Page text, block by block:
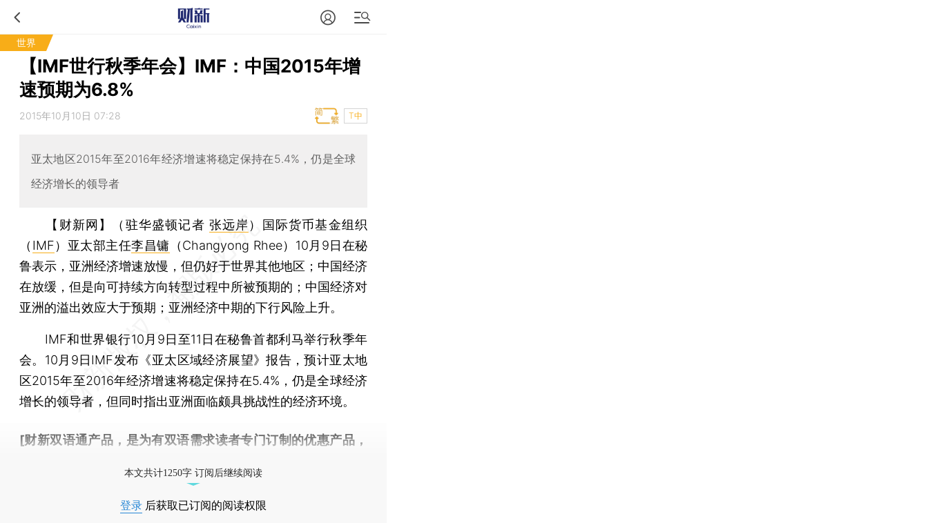
世界
【IMF世行秋季年会】IMF：中国2015年增
速预期为6.8%
2015年10月10日 07:28 T中
亚太地区2015年至2016年经济增速将稳定保持在5.4%，仍是全球
经济增长的领导者
【财新网】（驻华盛顿记者 张远岸 ） 国际货币基金组织
（ IMF）亚太部主任李昌镛 （Changyong Rhee）10月9日在秘
鲁表示，亚洲经济增速放慢，但仍好于世界其他地区；中国经济
在放缓，但是向可持续方向转型过程中所被预期的；中国经济对
亚洲的溢出效应大于预期；亚洲经济中期的下行风险上升。
IMF和世界银行10月9日至11日在秘鲁首都利马举行秋季年
会。10月9日IMF发布《亚太区域经济展望》报告，预计亚太地
区2015年至2016年经济增速将稳定保持在5.4%，仍是全球经济
增长的领导者，但同时指出亚洲面临颇具挑战性的经济环境。
[财新双语通产品，是为有双语需求读者专门订制的优惠产品，
本文共计1250字 订阅后继续阅读
登录 后获取已订阅的阅读权限